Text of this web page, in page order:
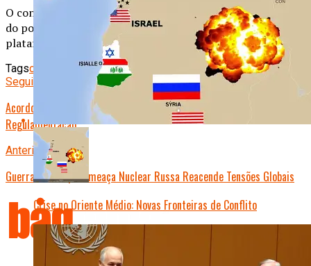
O conteúdo publicado é de total responsabilidade do autor
do post, não representando necessariamente a opinião da
plataforma.
Tagsconflito
crise humanitária
Seguinte
Acordo Global de Criptomoedas: União Europeia e EUA Lideram Nova
Regulamentação
Anterior
Guerra na Europa: Ameaça Nuclear Russa Reacende Tensões Globais
Crise no Oriente Médio: Novas Fronteiras de Conflito